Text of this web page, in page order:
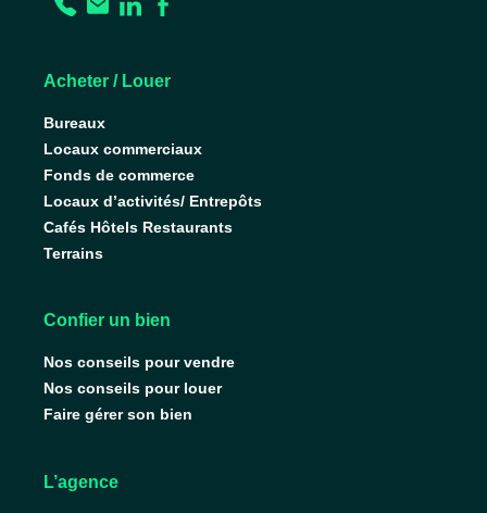
Acheter / Louer
Bureaux
Locaux commerciaux
Fonds de commerce
Locaux d’activités/ Entrepôts
Cafés Hôtels Restaurants
Terrains
Confier un bien
Nos conseils pour vendre
Nos conseils pour louer
Faire gérer son bien
L’agence